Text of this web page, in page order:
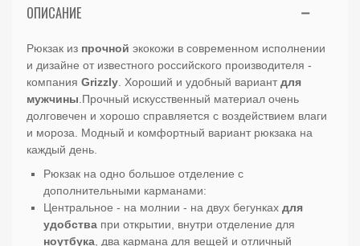
ОПИСАНИЕ
Рюкзак из прочной экокожи в современном исполнении
и дизайне от известного российского производителя -
компанияGrizzly . Хороший и удобный вариантдля
мужчины .Прочный искусственный материал очень
долговечен и хорошо справляется с воздействием влаги
и мороза. Модный и комфортный вариант рюкзака на
каждый день.
Рюкзак на одно большое отделение с
дополнительными карманами:
Центральное - на молнии - на двух бегункахдля
удобства при открытии, внутри отделение для
ноутбука , два кармана для вещей и отличный